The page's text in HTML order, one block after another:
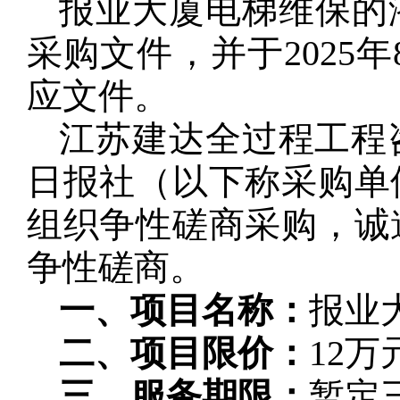
报业大厦电梯维保
采购文件，并于2025
应文件。
江苏建达全过程工
日报社（以下称采购
组织争性磋商采购，
争性磋商。
一、项目名称： 报业
二、项目限价： 12万